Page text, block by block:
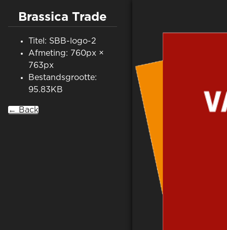
Brassica Trade
Titel: SBB-logo-2
Afmeting: 760px ×
763px
Bestandsgrootte:
95.83KB
← Back